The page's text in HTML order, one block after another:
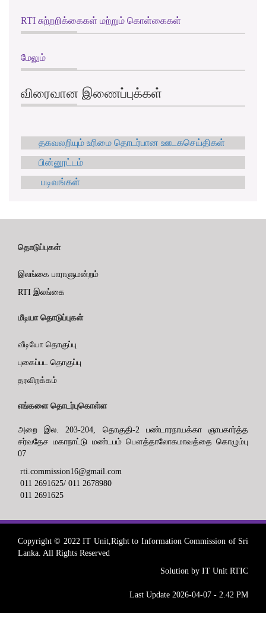
RTI சுற்றறிக்கைகள் மற்றும் கொள்கைகள்
மேலும்
விரைவான இணைப்புக்கள்
தகவலறியும் உரிமை தொடர்பான ஊடகசெய்திகள்
பின்னூட்டம்
படிவங்கள்
தொடுப்புகள்
இலங்கை பாராளுமன்றம்
RTI இலங்கை
மீடியா தொடுப்புகள்
வீடியோ தொகுப்பு
புகைப்பட தொகுப்பு
தரவிறக்கம்
எங்களை தொடர்புகொள்ள
அறை இல. 203-204, தொகுதி-2 பண்டாரநாயக்கா ஞாபகார்த்த
சர்வதேச மகாநாட்டு மண்டபம் பௌத்தாலோகமாவத்தை கொழும்பு
07
rti.commission16@gmail.com
011 2691625/ 011 2678980
011 2691625
Copyright © 2022 IT Unit,Right to Information Commission of Sri
Lanka. All Rights Reserved
Solution by IT Unit RTIC
Last Update 2026-04-07 - 2.42 PM